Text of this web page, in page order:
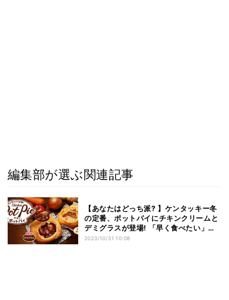
編集部が選ぶ関連記事
【あなたはどっち派? 】ケンタッキー冬
の定番、ポットパイにチキンクリームと
デミグラスが登場! 「早く食べたい」
「新登場のデミグラス楽しみ」と話題に
2023/10/31 10:08